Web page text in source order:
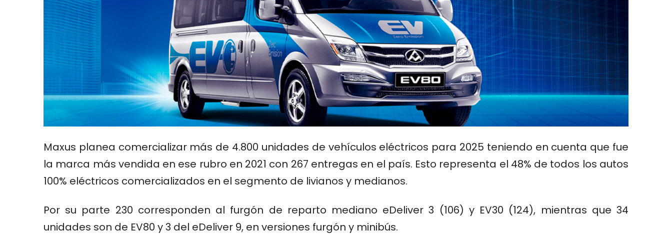
Maxus planea comercializar más de 4.800 unidades de vehículos eléctricos para 2025 teniendo en cuenta que fue
la marca más vendida en ese rubro en 2021 con 267 entregas en el país. Esto representa el 48% de todos los autos
100% eléctricos comercializados en el segmento de livianos y medianos.
Por su parte 230 corresponden al furgón de reparto mediano eDeliver 3 (106) y EV30 (124), mientras que 34
unidades son de EV80 y 3 del eDeliver 9, en versiones furgón y minibús.